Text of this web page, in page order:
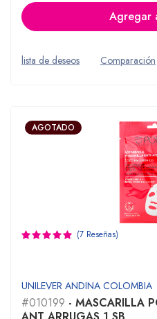
Agregar
lista de deseos Comparación
AGOTADO
(7 Reseñas)
UNILEVER ANDINA COLOMBIA
#010199 - MASCARILLA